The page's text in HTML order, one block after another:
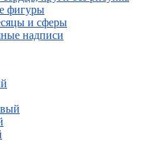
фигуры
и сферы
надписи